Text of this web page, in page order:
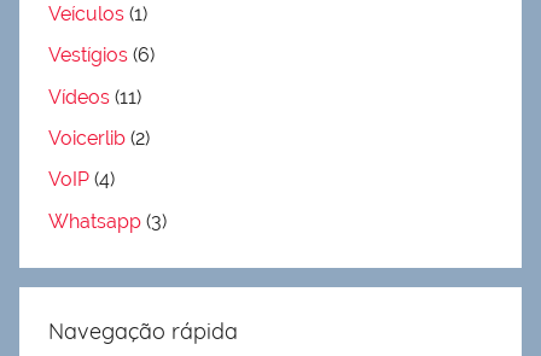
Veículos (1)
Vestígios (6)
Vídeos (11)
Voicerlib (2)
VoIP (4)
Whatsapp (3)
Navegação rápida